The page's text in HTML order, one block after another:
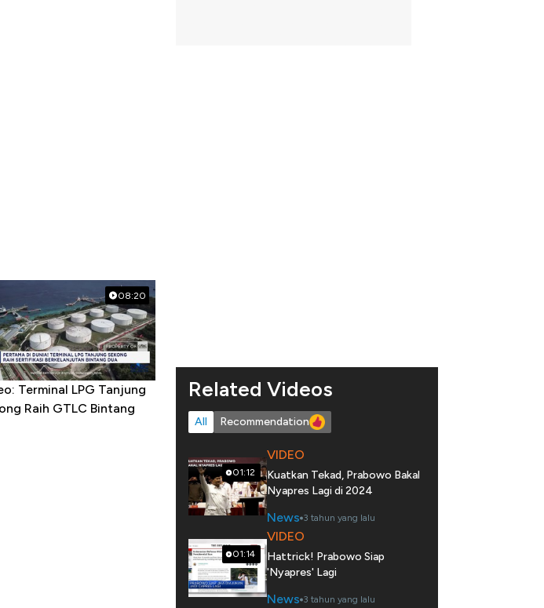
08:20
Terminal LPG Tanjung
Raih GTLC Bintang
Related Videos
All Recommendation
01:12
VIDEO
Kuatkan Tekad, Prabowo Bakal
Nyapres Lagi di 2024
News 3 tahun yang lalu
01:14
VIDEO
Hattrick! Prabowo Siap
'Nyapres' Lagi
News 3 tahun yang lalu